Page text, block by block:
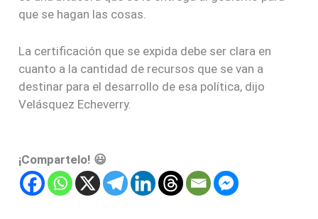
que se hagan las cosas.
La certificación que se expida debe ser clara en
cuanto a la cantidad de recursos que se van a
destinar para el desarrollo de esa política, dijo
Velásquez Echeverry.
¡Compartelo! 😃